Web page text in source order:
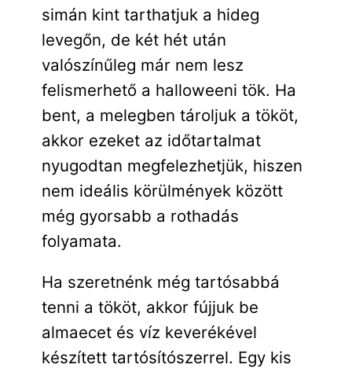
simán kint tarthatjuk a hideg
levegőn, de két hét után
valószínűleg már nem lesz
felismerhető a halloweeni tök. Ha
bent, a melegben tároljuk a tököt,
akkor ezeket az időtartalmat
nyugodtan megfelezhetjük, hiszen
nem ideális körülmények között
még gyorsabb a rothadás
folyamata.
Ha szeretnénk még tartósabbá
tenni a tököt, akkor fújjuk be
almaecet és víz keverékével
készített tartósítószerrel. Egy kis